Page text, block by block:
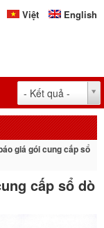
Việt English
- Kết quả -
giá gói cung cấp sổ
cấp sổ dò